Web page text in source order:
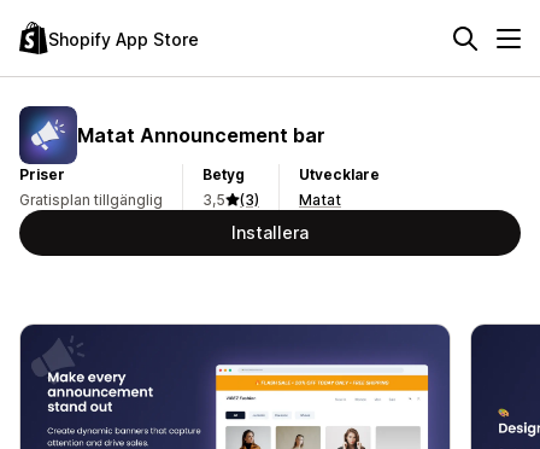
Shopify App Store
Matat Announcement bar
Priser
Gratisplan tillgänglig
Betyg
3,5
(3)
Utvecklare
Matat
Installera